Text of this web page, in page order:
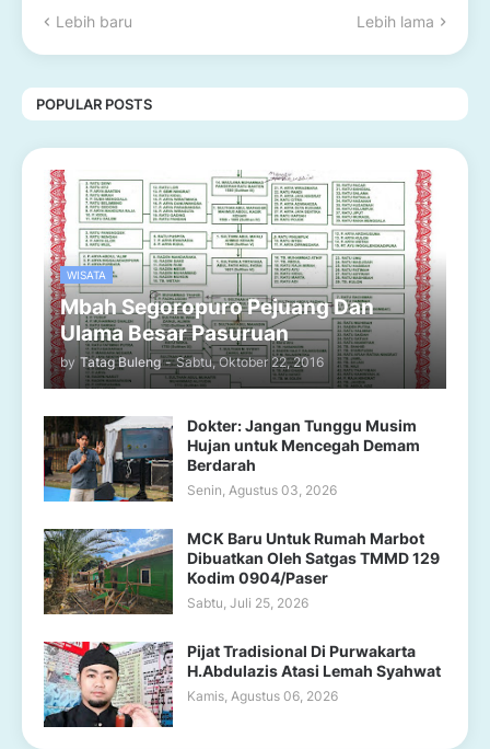
Lebih baru Lebih lama
POPULAR POSTS
WISATA
Mbah Segoropuro Pejuang Dan
Ulama Besar Pasuruan
by Tatag Buleng - Sabtu, Oktober 22, 2016
Dokter: Jangan Tunggu Musim
Hujan untuk Mencegah Demam
Berdarah
Senin, Agustus 03, 2026
MCK Baru Untuk Rumah Marbot
Dibuatkan Oleh Satgas TMMD 129
Kodim 0904/Paser
Sabtu, Juli 25, 2026
Pijat Tradisional Di Purwakarta
H.Abdulazis Atasi Lemah Syahwat
Kamis, Agustus 06, 2026